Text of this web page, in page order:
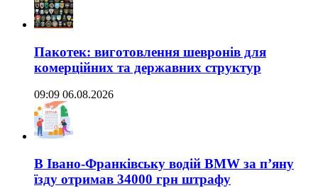
Пакотек: виготовлення шевронів для
комерційних та державних структур
09:09 06.08.2026
В Івано-Франківську водій BMW за п’яну
їзду отримав 34000 грн штрафу